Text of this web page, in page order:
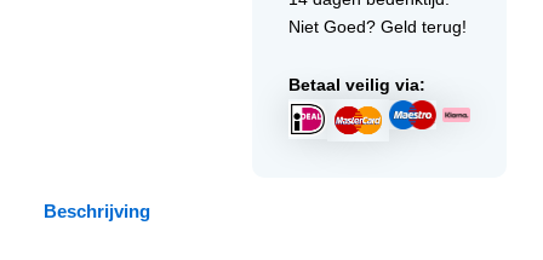
Niet Goed? Geld terug!
Betaal veilig via:
Beschrijving